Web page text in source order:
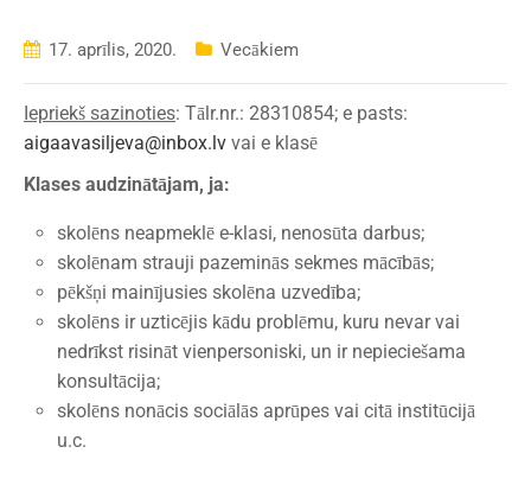
17. aprīlis, 2020. Vecākiem
Iepriekš sazinoties: Tālr.nr.: 28310854; e pasts:
aigaavasiljeva@inbox.lv vai e klasē
Klases audzinātājam, ja:
skolēns neapmeklē e-klasi, nenosūta darbus;
skolēnam strauji pazeminās sekmes mācībās;
pēkšņi mainījusies skolēna uzvedība;
skolēns ir uzticējis kādu problēmu, kuru nevar vai
nedrīkst risināt vienpersoniski, un ir nepieciešama
konsultācija;
skolēns nonācis sociālās aprūpes vai citā institūcijā
u.c.